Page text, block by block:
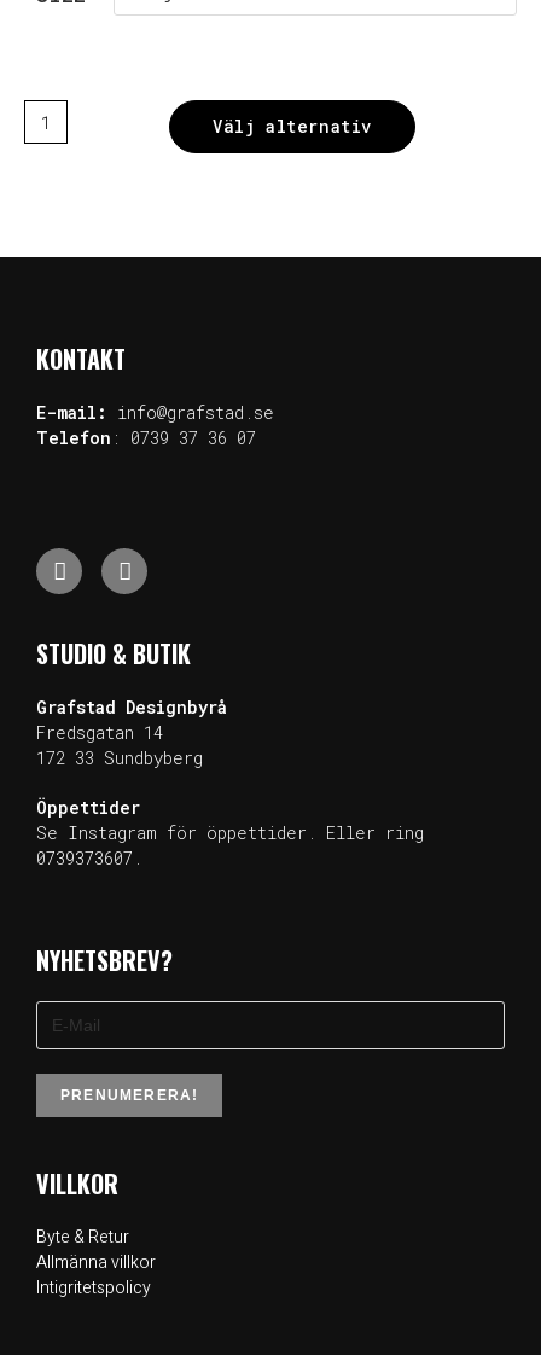
Välj alternativ
KONTAKT
E-mail: info@grafstad.se
Telefon : 0739 37 36 07
STUDIO & BUTIK
Grafstad Designbyrå
Fredsgatan 14
172 33 Sundbyberg
Öppettider
Se Instagram för öppettider. Eller ring
0739373607.
NYHETSBREV?
VILLKOR
Byte & Retur
Allmänna villkor
Intigritetspolicy